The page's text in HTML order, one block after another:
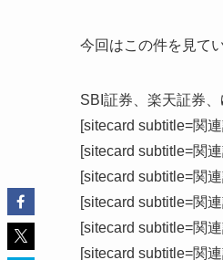
今回はこの件を見て
SBI証券、楽天証券
[sitecard subtitle=関
[sitecard subtitle=関
[sitecard subtitle=関
[sitecard subtitle=関
[sitecard subtitle=関
[sitecard subtitle=関